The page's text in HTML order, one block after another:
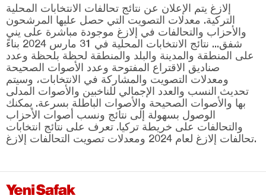
إلازغ يتم الإعلان عن نتائج تحالفات الانتخابات المحلية
التركية. معدلات التصويت التي حصل عليها المرشحون
والأحزاب والتحالفات في إلازغ موجودة مباشرة على يني
شفق... نتائج الانتخابات المحلية في 31 مارس 2024 بناءً
على المنطقة والمدينة والبلد والمنطقة لحظة بلحظة وعدد
صناديق الاقتراع المفتوحة وعدد الأصوات الصحيحة
ومعدلات التصويت والمشاركة في الانتخابات، وسيتم
تحديث النسب والعدد الإجمالي للناخبين والأصوات المدلى
بها والأصوات الصحيحة والأصوات الباطلة بسرعة. يمكنك
الوصول بسهولة إلى نتائج ونسب أصوات الأحزاب
والتحالفات على خريطة تركيا. تعرف على نتائج انتخابات
تحالفات إلازغ لعام 2024 ومعدلات تصويت التحالفات إلازغ.